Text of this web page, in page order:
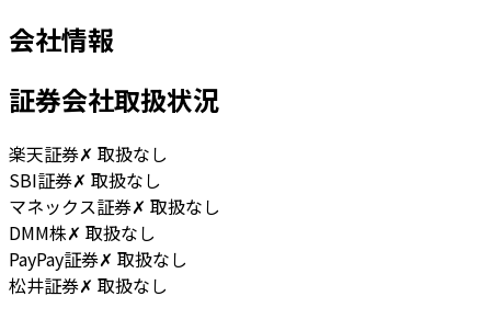
会社情報
証券会社取扱状況
楽天証券✗ 取扱なし
SBI証券✗ 取扱なし
マネックス証券✗ 取扱なし
DMM株✗ 取扱なし
PayPay証券✗ 取扱なし
松井証券✗ 取扱なし